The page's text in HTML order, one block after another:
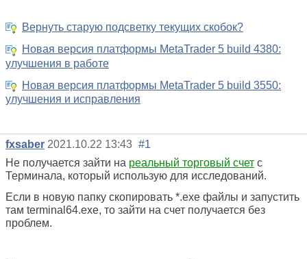
Вернуть старую подсветку текущих скобок?
Новая версия платформы MetaTrader 5 build 4380:
улучшения в работе
Новая версия платформы MetaTrader 5 build 3550:
улучшения и исправления
fxsaber 2021.10.22 13:43 #1
Не получается зайти на реальный торговый счет с
Терминала, который использую для исследований.
Если в новую папку скопировать *.exe файлы и запустить
там terminal64.exe, то зайти на счет получается без
проблем.